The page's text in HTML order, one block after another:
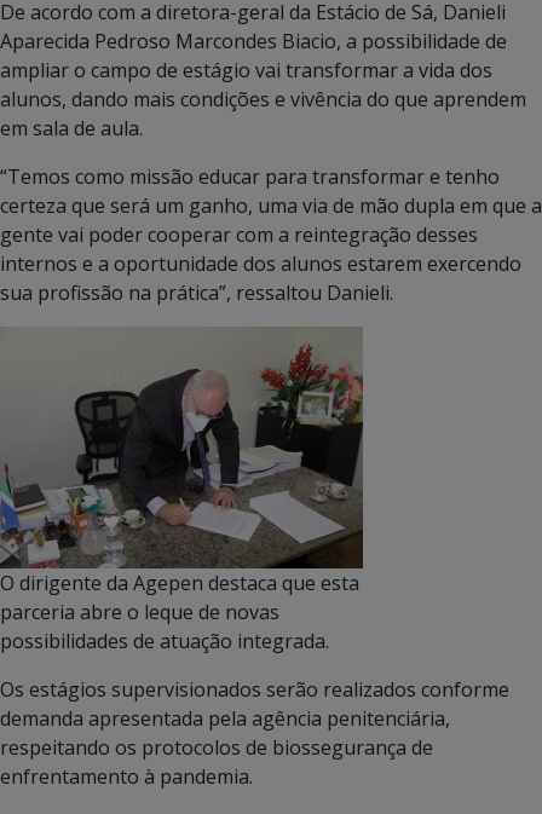
De acordo com a diretora-geral da Estácio de Sá, Danieli
Aparecida Pedroso Marcondes Biacio, a possibilidade de
ampliar o campo de estágio vai transformar a vida dos
alunos, dando mais condições e vivência do que aprendem
em sala de aula.
“Temos como missão educar para transformar e tenho
certeza que será um ganho, uma via de mão dupla em que a
gente vai poder cooperar com a reintegração desses
internos e a oportunidade dos alunos estarem exercendo
sua profissão na prática”, ressaltou Danieli.
O dirigente da Agepen destaca que esta
parceria abre o leque de novas
possibilidades de atuação integrada.
Os estágios supervisionados serão realizados conforme
demanda apresentada pela agência penitenciária,
respeitando os protocolos de biossegurança de
enfrentamento à pandemia.